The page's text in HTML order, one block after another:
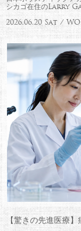
シカゴ在住のLarry
2026.06.20 Sat /
【驚きの先進医療